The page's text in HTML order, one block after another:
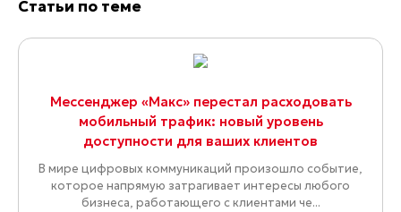
Статьи по теме
Мессенджер «Макс» перестал расходовать
мобильный трафик: новый уровень
доступности для ваших клиентов
В мире цифровых коммуникаций произошло событие,
которое напрямую затрагивает интересы любого
бизнеса, работающего с клиентами че...